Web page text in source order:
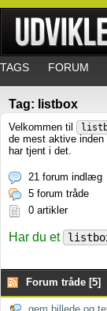
TAGS FORUM
Tag: listbox
Velkommen til
de mest aktive
har tjent i det.
21 forum indlæg
5 forum tråde
0 artikler
Har du et
Forum tråde [5]